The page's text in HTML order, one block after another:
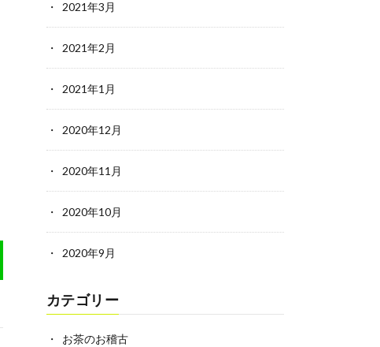
2021年3月
2021年2月
2021年1月
2020年12月
2020年11月
2020年10月
2020年9月
カテゴリー
お茶のお稽古